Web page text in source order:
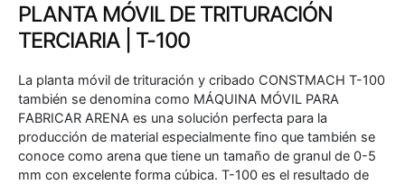
PLANTA MÓVIL DE TRITURACIÓN
TERCIARIA | T-100
La planta móvil de trituración y cribado CONSTMACH T-100
también se denomina como MÁQUINA MÓVIL PARA
FABRICAR ARENA es una solución perfecta para la
producción de material especialmente fino que también se
conoce como arena que tiene un tamaño de granul de 0-5
mm con excelente forma cúbica. T-100 es el resultado de